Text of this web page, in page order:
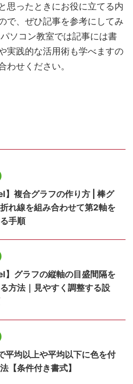
思ったときにお役に立てる内
で、ぜひ記事を参考にしてみ
ソコン教室では記事には書
実践的な活用術も学べますの
わせください。
】複合グラフの作り方 | 棒グ
れ線を組み合わせて第2軸を
手順
】グラフの縦軸の目盛間隔を
方法｜見やすく調整する設
平均以上や平均以下に色を付
【条件付き書式】